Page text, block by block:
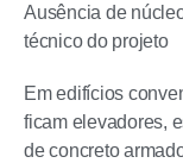
Ausência de
técnico do projeto
Em edifícios
ficam elevadores,
de concreto